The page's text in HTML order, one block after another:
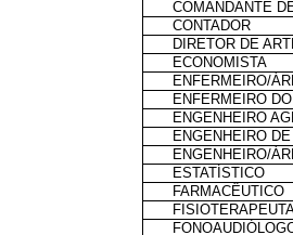
COMANDANTE
CONTADOR
DIRETOR DE
ECONOMISTA
ENFERMEIRO/
ENFERMEIRO
ENGENHEIRO
ENGENHEIRO
ENGENHEIRO/
ESTATÍSTICO
FARMACÊUTICO